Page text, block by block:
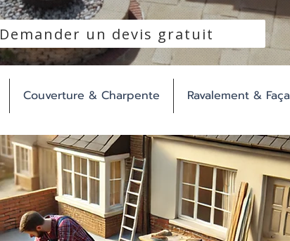
Demander un devis gratuit
Couverture & Charpente Ravalement &